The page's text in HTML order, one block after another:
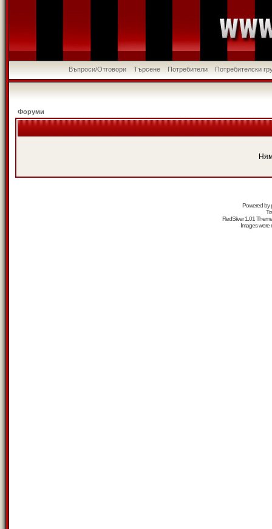
Въпроси/Отговори Търсене Потребители Потребителски
Форуми
Powered by
RedSilver 1.01
Images were